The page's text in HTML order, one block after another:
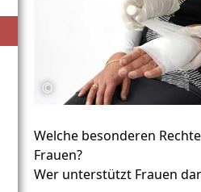
©
Welche besonderen
Frauen?
Wer unterstützt Frauen